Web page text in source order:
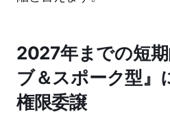
2027年までの短
ブ＆スポーク型』
権限委譲